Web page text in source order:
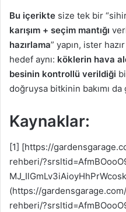
Bu içerikte size tek bir
karışım + seçim mantığı
hazırlama” yapın, ister
hedef aynı: köklerin hava
besinin kontrollü verildiği
doğruysa bitkinin bakımı
Kaynaklar:
[1] [https://
rehberi/
(https://
rehberi/